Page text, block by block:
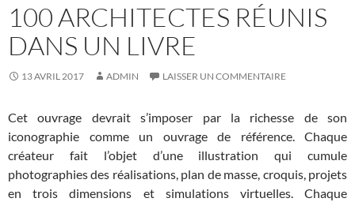
100 ARCHITECTES RÉUNIS
DANS UN LIVRE
13 AVRIL 2017 ADMIN LAISSER UN COMMENTAIRE
Cet ouvrage devrait s’imposer par la richesse de son
iconographie comme un ouvrage de référence. Chaque
créateur fait l’objet d’une illustration qui cumule
photographies des réalisations, plan de masse, croquis, projets
en trois dimensions et simulations virtuelles. Chaque